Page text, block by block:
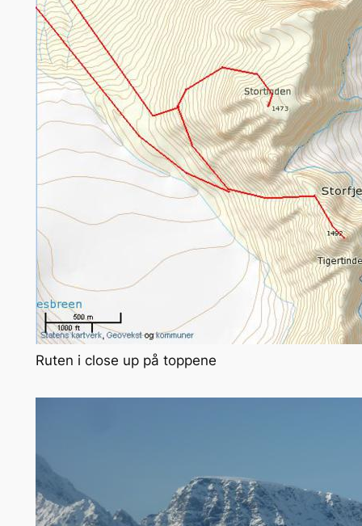
Ruten i close up på toppene